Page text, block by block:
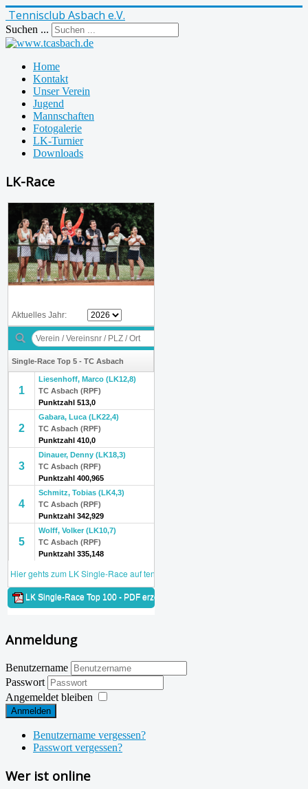
Tennisclub Asbach e.V.
Suchen ...
Home
Kontakt
Unser Verein
Jugend
Mannschaften
Fotogalerie
LK-Turnier
Downloads
LK-Race
Anmeldung
Benutzername
Passwort
Angemeldet bleiben
Anmelden
Benutzername vergessen?
Passwort vergessen?
Wer ist online